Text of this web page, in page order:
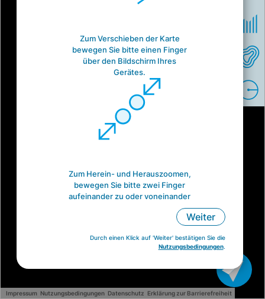
Impressum Nutzungsbedingungen Datenschutz Erklärung zur Barrierefreiheit
Zum Verschieben der Karte
bewegen Sie bitte einen Finger
über den Bildschirm Ihres
Gerätes.
Zum Herein- und Herauszoomen,
bewegen Sie bitte zwei Finger
aufeinander zu oder voneinander
Weiter
Durch einen Klick auf 'Weiter' bestätigen Sie die
Nutzungsbedingungen.